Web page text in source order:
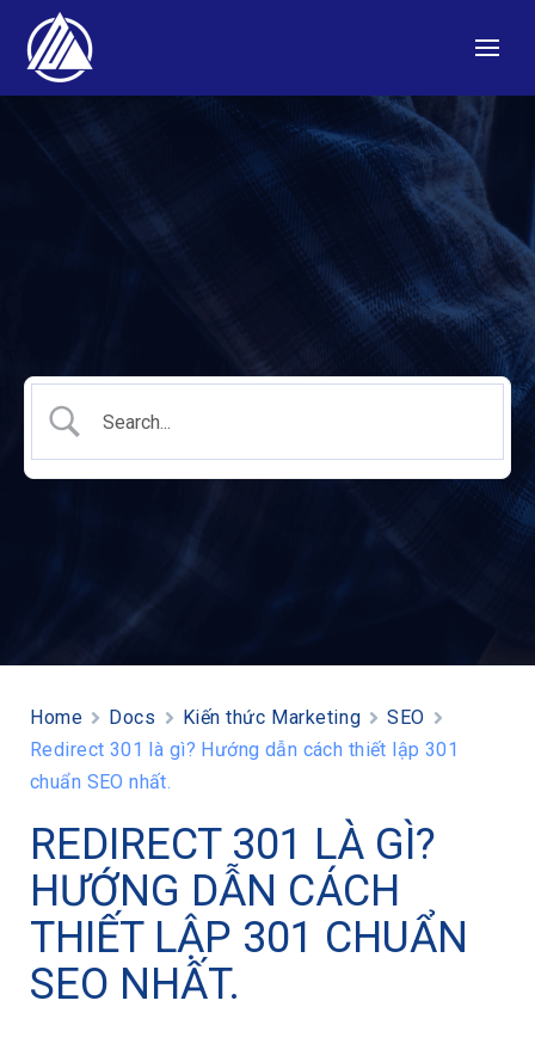
Home Docs Kiến thức Marketing
SEO
Redirect 301 là gì? Hướng dẫn cách thiết lập 301
chuẩn SEO nhất.
REDIRECT 301 LÀ GÌ?
HƯỚNG DẪN CÁCH
THIẾT LẬP 301 CHUẨN
SEO NHẤT.